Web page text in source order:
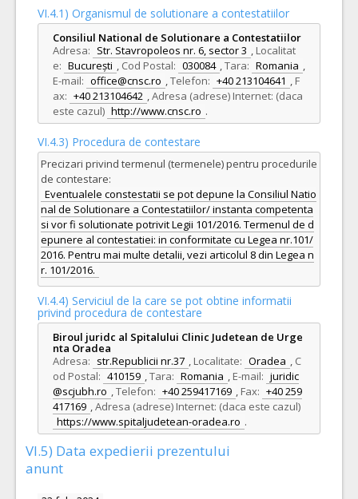
VI.4.1) Organismul de solutionare a contestatiilor
Consiliul National de Solutionare a Contestatiilor
Adresa: Str. Stavropoleos nr. 6, sector 3 , Localitat
e: București , Cod Postal: 030084 ,Tara: Romania ,
E-mail: office@cnsc.ro ,Telefon: +40 213104641 , F
ax: +40 213104642 ,Adresa (adrese) Internet: (daca
este cazul) http://www.cnsc.ro .
VI.4.3) Procedura de contestare
Precizari privind termenul (termenele) pentru procedurile
de contestare:
Eventualele constestatii se pot depune la Consiliul Natio
nal de Solutionare a Contestatiilor/ instanta competenta
si vor fi solutionate potrivit Legii 101/2016. Termenul de d
epunere al contestatiei: in conformitate cu Legea nr.101/
2016. Pentru mai multe detalii, vezi articolul 8 din Legea n
r. 101/2016.
VI.4.4) Serviciul de la care se pot obtine informatii
privind procedura de contestare
Biroul juridc al Spitalului Clinic Judetean de Urge
nta Oradea
Adresa: str.Republicii nr.37 , Localitate: Oradea , C
od Postal: 410159 ,Tara: Romania , E-mail: juridic
@scjubh.ro ,Telefon: +40 259417169 , Fax: +40 259
417169 ,Adresa (adrese) Internet: (daca este cazul)
https://www.spitaljudetean-oradea.ro .
VI.5) Data expedierii prezentului
anunt